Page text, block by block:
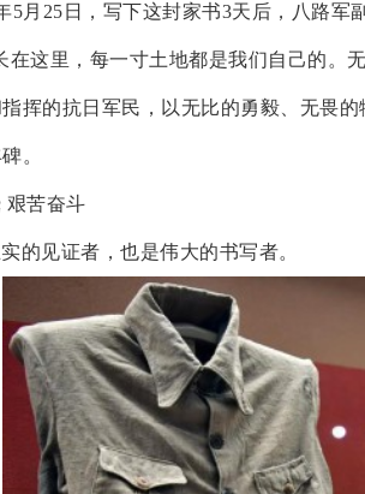
月25日，写下这封家书3天后，八路军
在这里，每一寸土地都是我们自己的。
挥的抗日军民，以无比的勇毅、无畏
。
艰苦奋斗
的见证者，也是伟大的书写者。